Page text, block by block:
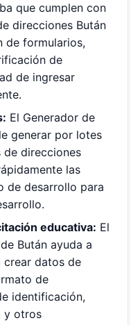
que cumplen con
direcciones Bután
de formularios,
de
de ingresar
El Generador de
generar por lotes
de direcciones
las
de desarrollo para
educativa: El
Bután ayuda a
crear datos de
de
identificación,
y otros